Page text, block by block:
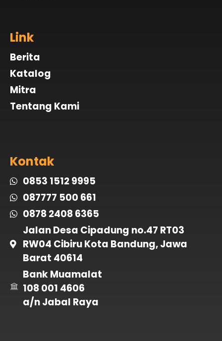
Link
Berita
Katalog
Mitra
Tentang Kami
Kontak
0853 1512 9995
087777 500 661
0878 2408 6365
Jalan Desa Cipadung no.47 RT03
RW04 Cibiru Kota Bandung, Jawa
Barat 40614
Bank Muamalat
108 001 4606
a/n Jabal Raya